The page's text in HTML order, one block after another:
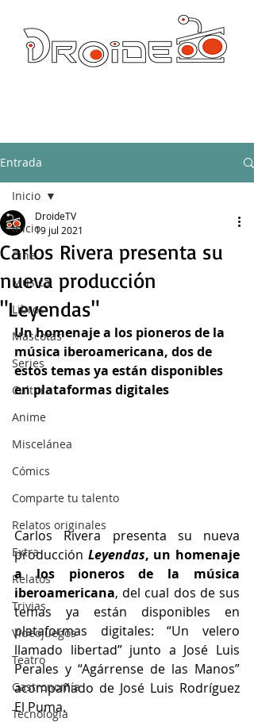
Entrada
Inicio
Cine
Música
Libros
Mascotas
Series
Cultura
Anime
Miscelánea
Cómics
Comparte tu talento
Relatos originales
Extra
Relatos
Trivias
Videojuegos
Teatro
Gastronomía
Tecnología
Inicio
Carlos Rivera presenta su
nueva producción
"Leyendas"
DroideTV
19 jul 2021
Un homenaje a los pioneros de la
música iberoamericana, dos de
estos temas ya están disponibles
en plataformas digitales
Carlos Rivera presenta su nueva
producción Leyendas, un homenaje
a los pioneros de la música
iberoamericana, del cual dos de sus
temas ya están disponibles en
plataformas digitales: “Un velero
llamado libertad” junto a José Luis
Perales y “Agárrense de las Manos”
acompañado de José Luis Rodríguez
El Puma.